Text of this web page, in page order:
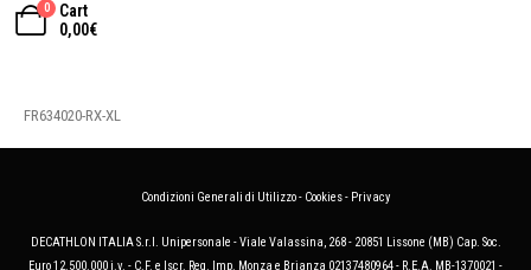
0
Cart
0,00€
FR634020-RX-XL
Condizioni Generali di Utilizzo- Cookies- Privacy
DECATHLON ITALIA S.r.l. Unipersonale - Viale Valassina, 268 - 20851 Lissone (MB) Cap. Soc.
Euro 12.500.000 i.v. - C.F. e Iscr. Reg. Imp. Monza e Brianza 02137480964 - R.E.A. MB-1370021 -